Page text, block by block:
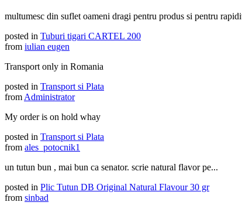
multumesc din suflet oameni dragi pentru produs si pentru
posted in Tuburi tigari CARTEL 200
from iulian eugen
Transport only in Romania
posted in Transport si Plata
from Administrator
My order is on hold whay
posted in Transport si Plata
from ales_potocnik1
un tutun bun , mai bun ca senator. scrie natural flavor pe...
posted in Plic Tutun DB Original Natural Flavour 30 gr
from sinbad